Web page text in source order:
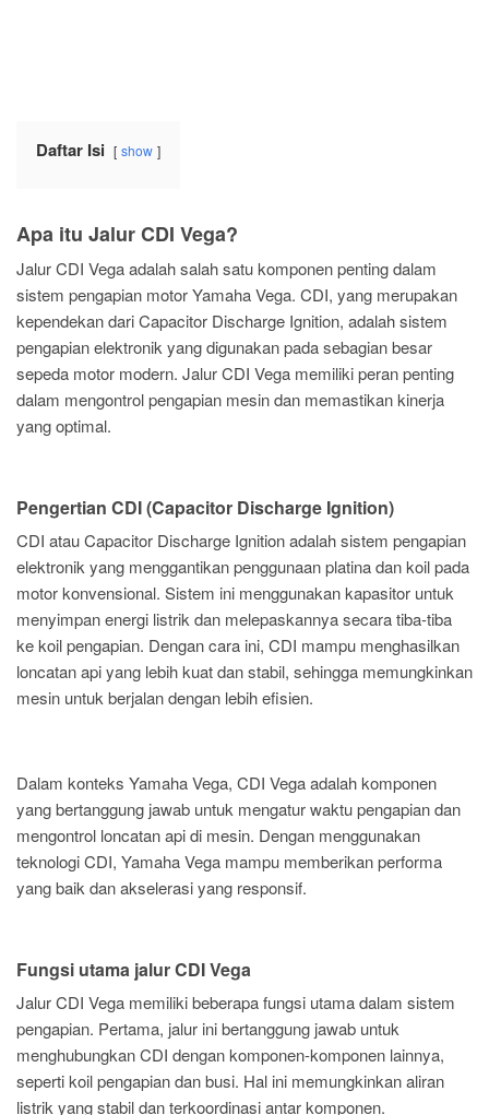
Daftar Isi show
Apa itu Jalur CDI Vega?
Jalur CDI Vega adalah salah satu komponen penting dalam
sistem pengapian motor Yamaha Vega. CDI, yang merupakan
kependekan dari Capacitor Discharge Ignition, adalah sistem
pengapian elektronik yang digunakan pada sebagian besar
sepeda motor modern. Jalur CDI Vega memiliki peran penting
dalam mengontrol pengapian mesin dan memastikan kinerja
yang optimal.
Pengertian CDI (Capacitor Discharge Ignition)
CDI atau Capacitor Discharge Ignition adalah sistem pengapian
elektronik yang menggantikan penggunaan platina dan koil pada
motor konvensional. Sistem ini menggunakan kapasitor untuk
menyimpan energi listrik dan melepaskannya secara tiba-tiba
ke koil pengapian. Dengan cara ini, CDI mampu menghasilkan
loncatan api yang lebih kuat dan stabil, sehingga memungkinkan
mesin untuk berjalan dengan lebih efisien.
Dalam konteks Yamaha Vega, CDI Vega adalah komponen
yang bertanggung jawab untuk mengatur waktu pengapian dan
mengontrol loncatan api di mesin. Dengan menggunakan
teknologi CDI, Yamaha Vega mampu memberikan performa
yang baik dan akselerasi yang responsif.
Fungsi utama jalur CDI Vega
Jalur CDI Vega memiliki beberapa fungsi utama dalam sistem
pengapian. Pertama, jalur ini bertanggung jawab untuk
menghubungkan CDI dengan komponen-komponen lainnya,
seperti koil pengapian dan busi. Hal ini memungkinkan aliran
listrik yang stabil dan terkoordinasi antar komponen.